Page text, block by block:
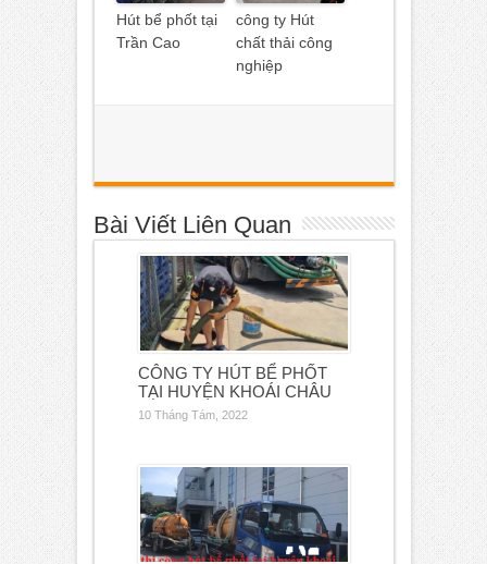
Hút bể phốt tại
Trần Cao
công ty Hút
chất thải công
nghiệp
Bài Viết Liên Quan
CÔNG TY HÚT BỂ PHỐT
TẠI HUYỆN KHOÁI CHÂU
10 Tháng Tám, 2022